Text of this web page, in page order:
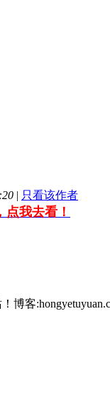
| 只看该作者
我去看！
博客